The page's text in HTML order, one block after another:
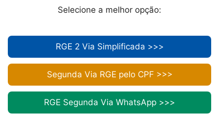
Selecione a melhor opção:
RGE 2 Via Simplificada >>>
Segunda Via RGE pelo CPF >>>
RGE Segunda Via WhatsApp >>>